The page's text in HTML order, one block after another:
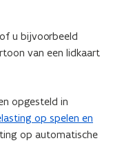
u bijvoorbeeld
van een lidkaart
opgesteld in
op spelen en
op automatische